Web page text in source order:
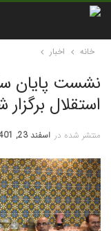
خانه اخبار
نشست پایان
استقلال برگزار
منتشر شده در اسفند 23, 1401